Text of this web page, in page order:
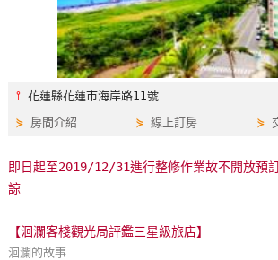
紅
玩
⫯花蓮縣花蓮市海岸路11號
⋟ 房間介紹 ⋟線上訂房 ⋟
即日起至2019/12/31進行整修作業故不開放預
諒
【洄瀾客棧觀光局評鑑三星級旅店】
洄瀾的故事